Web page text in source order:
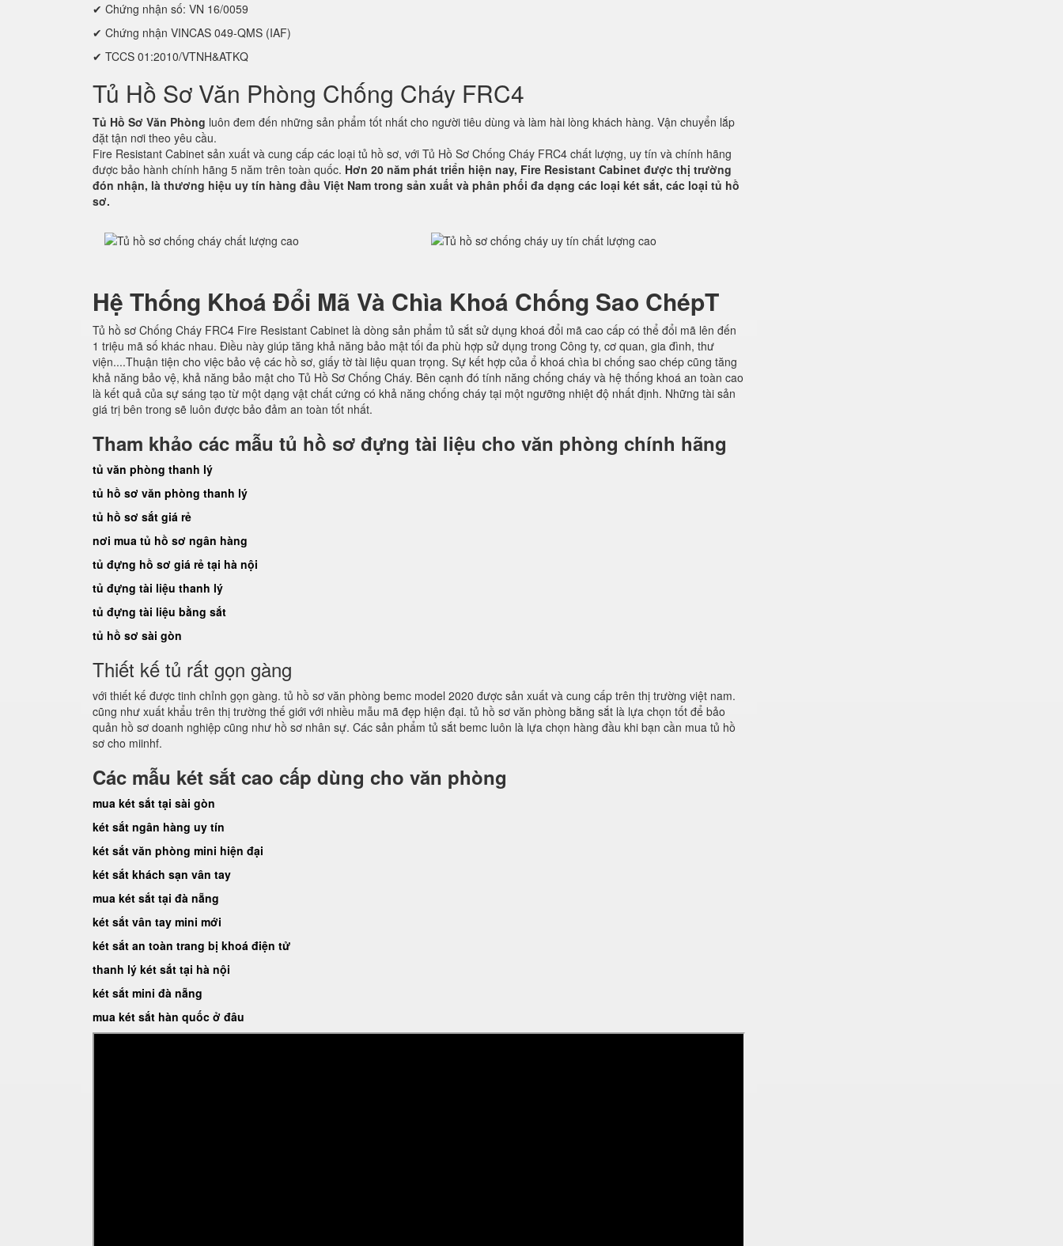
✔ Chứng nhận số: VN 16/0059
✔ Chứng nhận VINCAS 049-QMS (IAF)
✔ TCCS 01:2010/VTNH&ATKQ
Tủ Hồ Sơ Văn Phòng Chống Cháy FRC4
Tủ Hồ Sơ Văn Phòng luôn đem đến những sản phẩm tốt nhất cho người tiêu dùng và làm hài lòng khách hàng. Vận chuyển lắp
đặt tận nơi theo yêu cầu.
Fire Resistant Cabinet sản xuất và cung cấp các loại tủ hồ sơ, với Tủ Hồ Sơ Chống Cháy FRC4 chất lượng, uy tín và chính hãng
được bảo hành chính hãng 5 năm trên toàn quốc. Hơn 20 năm phát triển hiện nay, Fire Resistant Cabinet được thị trường
đón nhận, là thương hiệu uy tín hàng đầu Việt Nam trong sản xuất và phân phối đa dạng các loại két sắt, các loại tủ hồ
sơ.
Hệ Thống Khoá Đổi Mã Và Chìa Khoá Chống Sao ChépT
Tủ hồ sơ Chống Cháy FRC4 Fire Resistant Cabinet là dòng sản phẩm tủ sắt sử dụng khoá đổi mã cao cấp có thể đổi mã lên đến
1 triệu mã số khác nhau. Điều này giúp tăng khả năng bảo mật tối đa phù hợp sử dụng trong Công ty, cơ quan, gia đình, thư
viện....Thuận tiện cho việc bảo vệ các hồ sơ, giấy tờ tài liệu quan trọng. Sự kết hợp của ổ khoá chìa bi chống sao chép cũng tăng
khả năng bảo vệ, khả năng bảo mật cho Tủ Hồ Sơ Chống Cháy. Bên cạnh đó tính năng chống cháy và hệ thống khoá an toàn cao
là kết quả của sự sáng tạo từ một dạng vật chất cứng có khả năng chống cháy tại một ngưỡng nhiệt độ nhất định. Những tài sản
giá trị bên trong sẽ luôn được bảo đảm an toàn tốt nhất.
Tham khảo các mẫu tủ hồ sơ đựng tài liệu cho văn phòng chính hãng
tủ văn phòng thanh lý
tủ hồ sơ văn phòng thanh lý
tủ hồ sơ sắt giá rẻ
nơi mua tủ hồ sơ ngân hàng
tủ đựng hồ sơ giá rẻ tại hà nội
tủ đựng tài liệu thanh lý
tủ đựng tài liệu bằng sắt
tủ hồ sơ sài gòn
Thiết kế tủ rất gọn gàng
với thiết kế được tinh chỉnh gọn gàng. tủ hồ sơ văn phòng bemc model 2020 được sản xuất và cung cấp trên thị trường việt nam.
cũng như xuất khẩu trên thị trường thế giới với nhiều mẫu mã đẹp hiện đại. tủ hồ sơ văn phòng bằng sắt là lựa chọn tốt để bảo
quản hồ sơ doanh nghiệp cũng như hồ sơ nhân sự. Các sản phẩm tủ sắt bemc luôn là lựa chọn hàng đầu khi bạn cần mua tủ hồ
sơ cho miinhf.
Các mẫu két sắt cao cấp dùng cho văn phòng
mua két sắt tại sài gòn
két sắt ngân hàng uy tín
két sắt văn phòng mini hiện đại
két sắt khách sạn vân tay
mua két sắt tại đà nẵng
két sắt vân tay mini mới
két sắt an toàn trang bị khoá điện tử
thanh lý két sắt tại hà nội
két sắt mini đà nẵng
mua két sắt hàn quốc ở đâu